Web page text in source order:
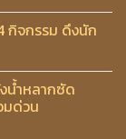
กิจกรรม ดึงนัก
น้ำหลากซัด
มด่วน